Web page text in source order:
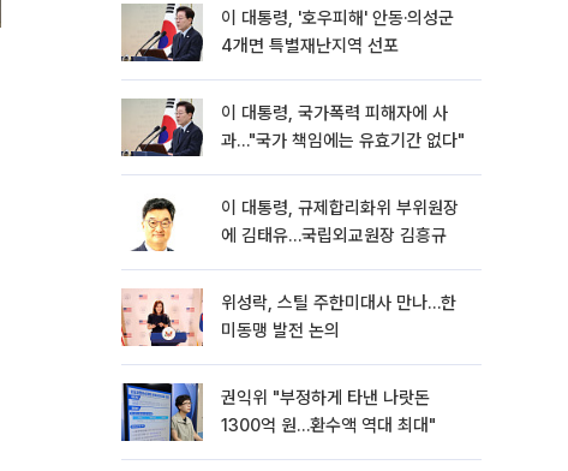
이 대통령, '호우피해' 안동·의성군
4개면 특별재난지역 선포
이 대통령, 국가폭력 피해자에 사
과…"국가 책임에는 유효기간 없다"
이 대통령, 규제합리화위 부위원장
에 김태유…국립외교원장 김흥규
위성락, 스틸 주한미대사 만나…한
미동맹 발전 논의
권익위 "부정하게 타낸 나랏돈
1300억 원…환수액 역대 최대"